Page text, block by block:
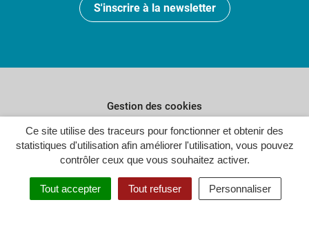
Ce site utilise des traceurs pour fonctionner et obtenir des
statistiques d'utilisation afin améliorer l'utilisation, vous pouvez
contrôler ceux que vous souhaitez activer.
Tout accepter Tout refuser Personnaliser
S'inscrire à la newsletter
Gestion des cookies
Plan du site
Politique de confidentialité
Crédits